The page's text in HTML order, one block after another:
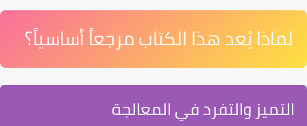
لماذا يُعد هذا الكتاب مرجعاً أساسياً؟
التميز والتفرد في المعالجة